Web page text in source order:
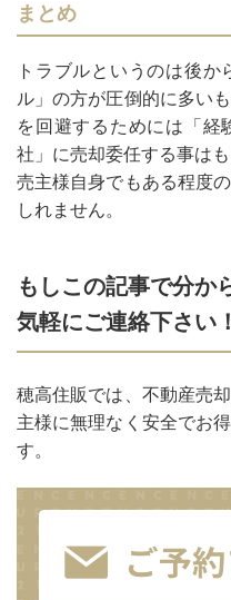
まとめ
トラブルというのは後
ル」の方が圧倒的に多い
を回避するためには「経
社」に売却委任する事はも
売主様自身でもある程度
しれません。
もしこの記事で分か
気軽にご連絡下さい！
穂高住販では、不動産売
主様に無理なく安全でお
す。